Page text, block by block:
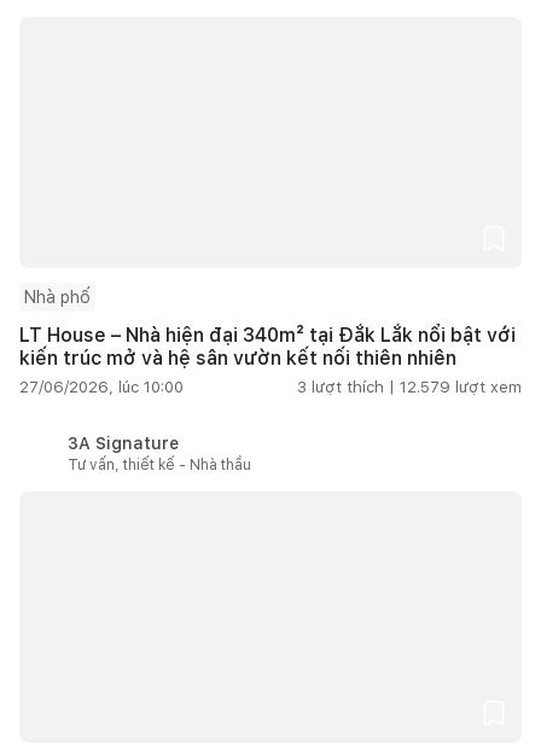
Nhà phố
LT House – Nhà hiện đại 340m² tại Đắk Lắk nổi bật với
kiến trúc mở và hệ sân vườn kết nối thiên nhiên
27/06/2026, lúc 10:00 3 lượt thích | 12.579 lượt xem
3A Signature
Tư vấn, thiết kế - Nhà thầu